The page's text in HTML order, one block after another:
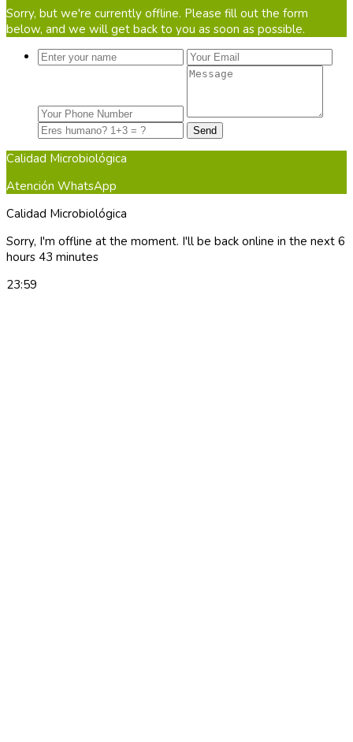
Sorry, but we're currently offline. Please fill out the form
below, and we will get back to you as soon as possible.
Calidad Microbiológica
Atención WhatsApp
Calidad Microbiológica
Sorry, I'm offline at the moment. I'll be back online in the next 6
hours 43 minutes
23:59